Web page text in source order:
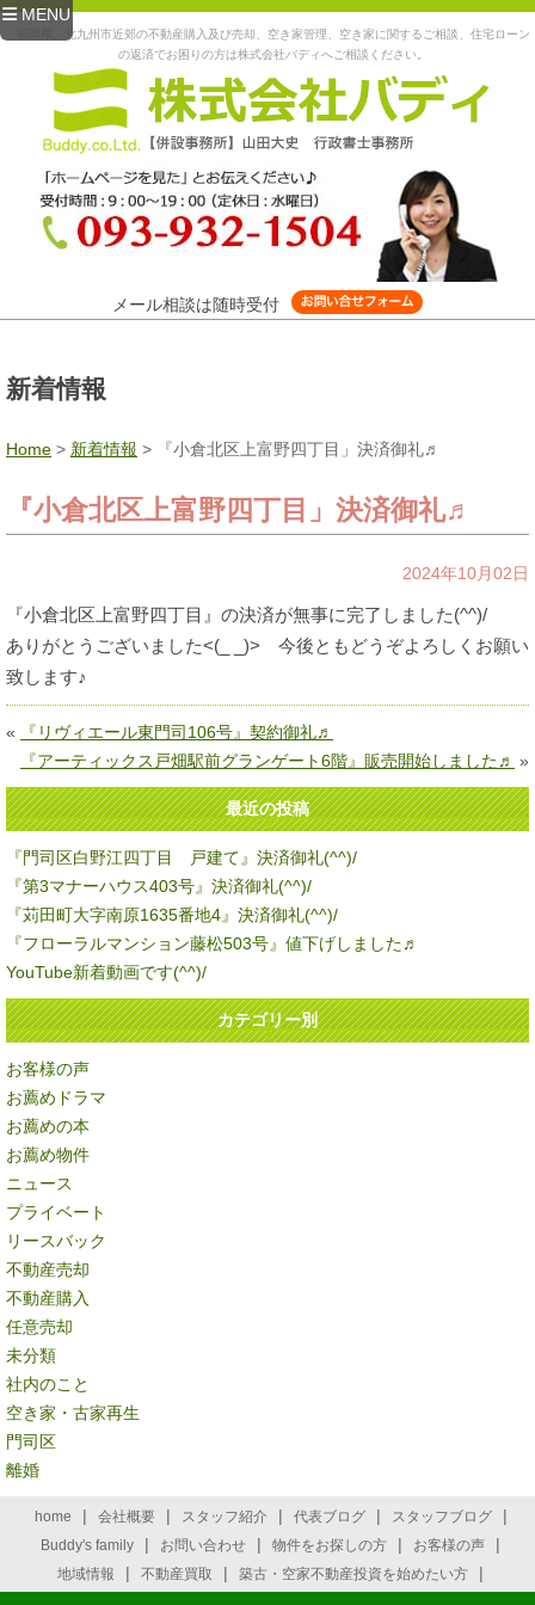
MENU
福岡県、北九州市近郊の不動産購入及び売却、空き家管理、空き家に関するご相談、住宅ローン
の返済でお困りの方は株式会社バディへご相談ください。
メール相談は随時受付
新着情報
Home > 新着情報 > 『小倉北区上富野四丁目」決済御礼♬
『小倉北区上富野四丁目」決済御礼♬
2024年10月02日
『小倉北区上富野四丁目』の決済が無事に完了しました(^^)/
ありがとうございました<(_ _)> 今後ともどうぞよろしくお願い
致します♪
«
『リヴィエール東門司106号』契約御礼♬
『アーティックス戸畑駅前グランゲート6階』販売開始しました♬ »
最近の投稿
『門司区白野江四丁目 戸建て』決済御礼(^^)/
『第3マナーハウス403号』決済御礼(^^)/
『苅田町大字南原1635番地4』決済御礼(^^)/
『フローラルマンション藤松503号』値下げしました♬
YouTube新着動画です(^^)/
カテゴリー別
お客様の声
お薦めドラマ
お薦めの本
お薦め物件
ニュース
プライベート
リースバック
不動産売却
不動産購入
任意売却
未分類
社内のこと
空き家・古家再生
門司区
離婚
home | 会社概要 | スタッフ紹介 | 代表ブログ | スタッフブログ |
Buddy's family | お問い合わせ | 物件をお探しの方 | お客様の声 |
地域情報 | 不動産買取 | 築古・空家不動産投資を始めたい方 |